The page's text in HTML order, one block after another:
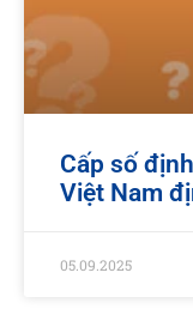
Cấp số
Việt Nam
05.09.2025